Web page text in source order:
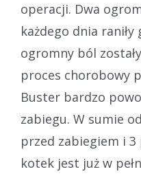
operacji. Dwa
każdego dnia
ogromny ból
proces chorobowy
Buster bardzo
zabiegu. W sumie
przed zabiegiem i
kotek jest już w